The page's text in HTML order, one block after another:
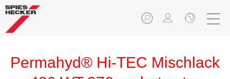
Permahyd® Hi-TEC Mischlack